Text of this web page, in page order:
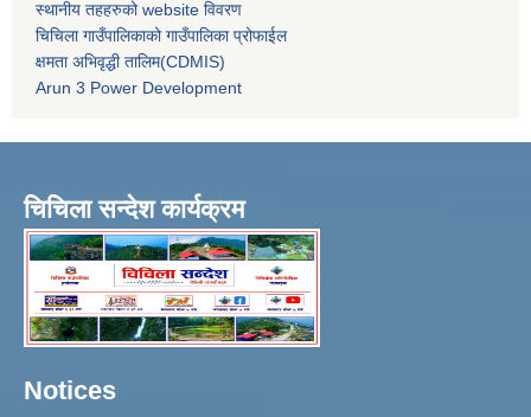
स्थानीय तहहरुको website विवरण
चिचिला गाउँपालिकाको गाउँपालिका प्रोफाईल
क्षमता अभिवृद्धी तालिम(CDMIS)
Arun 3 Power Development
चिचिला सन्देश कार्यक्रम
Notices